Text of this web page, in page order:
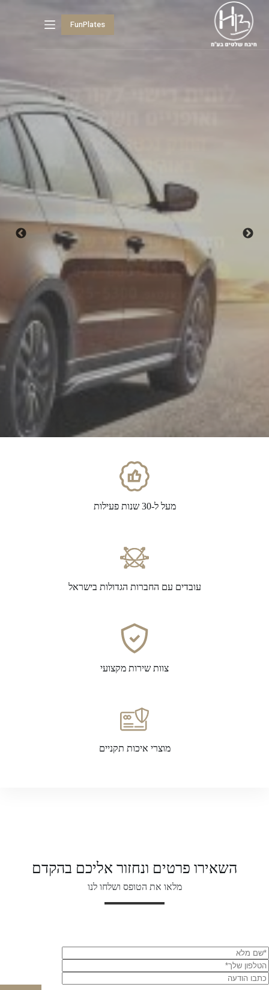
FunPlates
ברוכים הבאים,
לעולם של רכבים!
חיבח שלטים בע״מ, מאז שנת
1986.
ייצור, ייבוא ושיווק של אביזרי רישוי
ובטיחות לרכב ושילוט לכל מטרה.
קראו עוד >
מעל ל-30 שנות פעילות
עובדים עם החברות הגדולות בישראל
צוות שירות מקצועי
מוצרי איכות תקניים
השאירו פרטים ונחזור אליכם בהקדם
מלאו את הטופס ושלחו לנו